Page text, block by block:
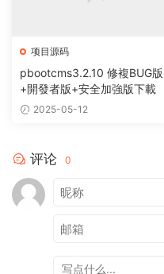
项目源码
pbootcms3.2.10 修複BUG版
+開發者版+安全加強版下載
2025-05-12
评论 0